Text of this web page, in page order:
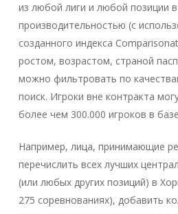
из любой лиги и любой позиции
производительностью (с
созданного индекса
ростом, возрастом, страной
можно фильтровать по
поиск. Игроки вне контракта
более чем 300.000 игроков в
Например, лица, принимающие
перечислить всех лучших
(или любых других позиций) в
275 соревнованиях), добавить